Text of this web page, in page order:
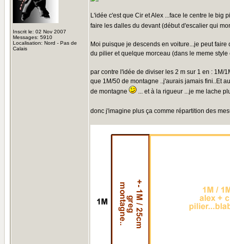
Inscrit le: 02 Nov 2007
Messages: 5910
Localisation: Nord - Pas de
Calais
L'idée c'est que Cir et Alex ...face le centre le big
faire les dalles du devant (début d'escalier qui
Moi puisque je descends en voiture...je peut
du pilier et quelque morceau (dans le meme
par contre l'idée de diviser les 2 m sur 1 en : 1M/
que 1M/50 de montagne ..j'aurais jamais fini..Et
de montagne
... et à la rigueur ...je me lache
donc j'imagine plus ça comme répartition des